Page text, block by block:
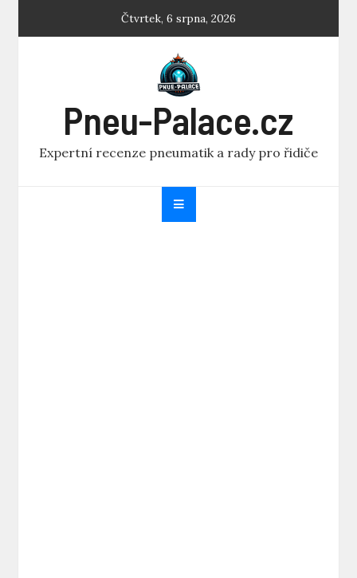
Čtvrtek, 6 srpna, 2026
Pneu-Palace.cz
Expertní recenze pneumatik a rady pro řidiče